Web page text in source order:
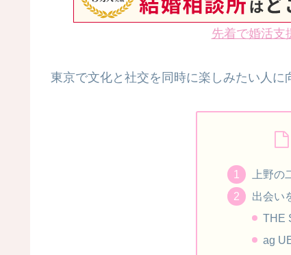
先着で婚活支
東京で文化と社交を同時に楽しみたい人に
上野の
出会い
THE
ag